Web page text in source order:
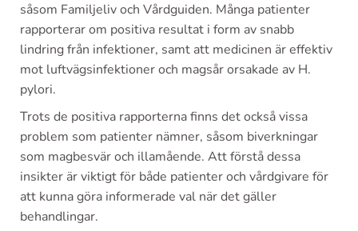
såsom Familjeliv och Vårdguiden. Många patienter
rapporterar om positiva resultat i form av snabb
lindring från infektioner, samt att medicinen är effektiv
mot luftvägsinfektioner och magsår orsakade av H.
pylori.
Trots de positiva rapporterna finns det också vissa
problem som patienter nämner, såsom biverkningar
som magbesvär och illamående. Att förstå dessa
insikter är viktigt för både patienter och vårdgivare för
att kunna göra informerade val när det gäller
behandlingar.